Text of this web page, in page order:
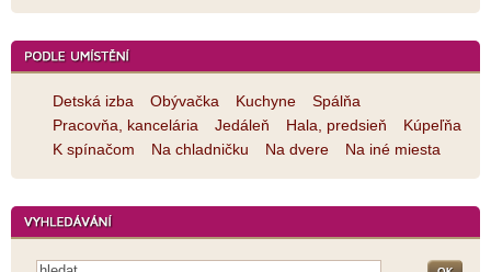
Detská izba Obývačka Kuchyne
Spálňa
Pracovňa, kancelária
Jedáleň Hala, predsieň
Kúpeľňa
K spínačom
Na chladničku Na dvere Na iné miesta